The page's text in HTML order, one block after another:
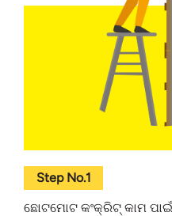
Step No.1
ଛୋଟମୋଟ କଂକ୍ରିଟ୍ କାମ